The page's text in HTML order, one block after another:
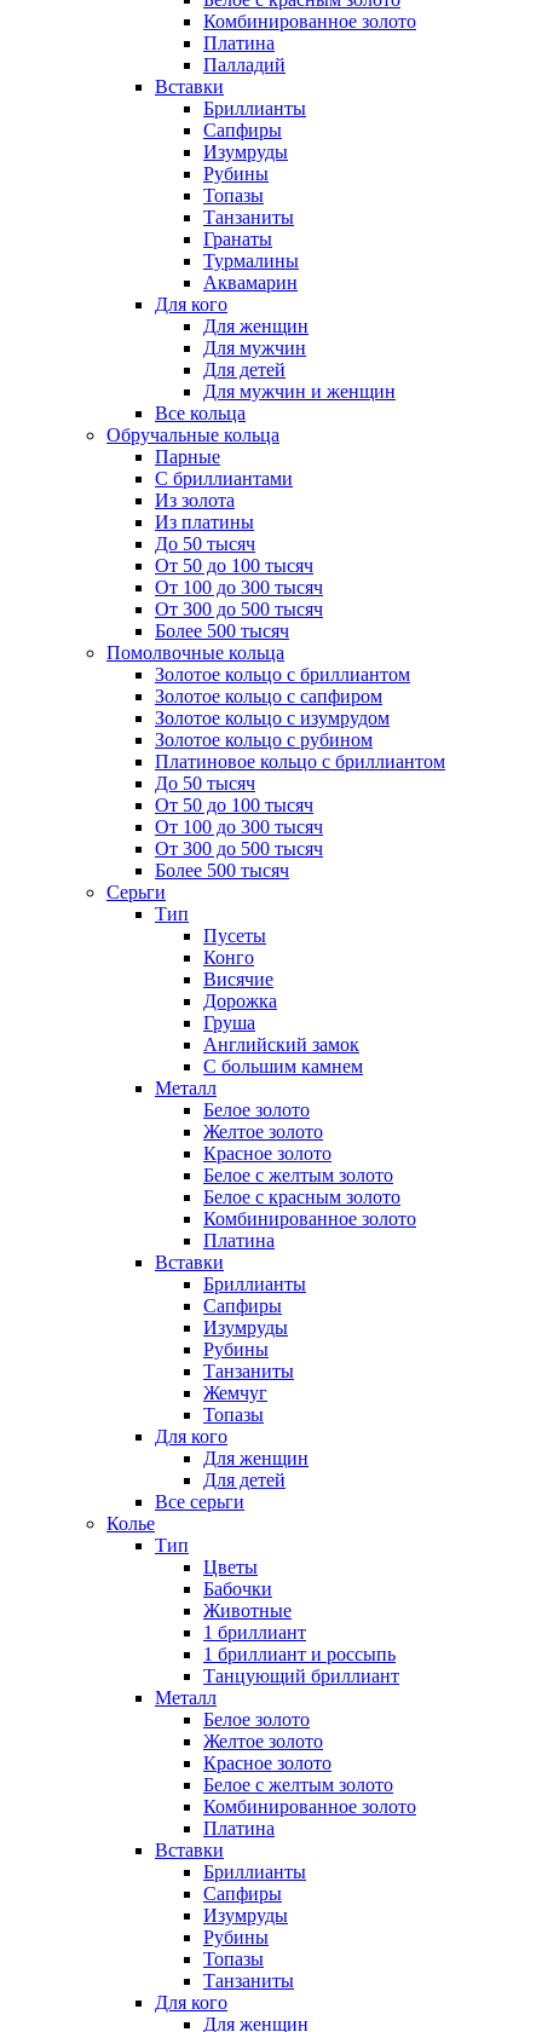
Комбинированное золото
Платина
Палладий
Вставки
Бриллианты
Сапфиры
Изумруды
Рубины
Топазы
Танзаниты
Гранаты
Турмалины
Аквамарин
Для кого
Для женщин
Для мужчин
Для детей
Для мужчин и женщин
Все кольца
Обручальные кольца
Парные
С бриллиантами
Из золота
Из платины
До 50 тысяч
От 50 до 100 тысяч
От 100 до 300 тысяч
От 300 до 500 тысяч
Более 500 тысяч
Помолвочные кольца
Золотое кольцо с бриллиантом
Золотое кольцо с сапфиром
Золотое кольцо с изумрудом
Золотое кольцо с рубином
Платиновое кольцо с бриллиантом
До 50 тысяч
От 50 до 100 тысяч
От 100 до 300 тысяч
От 300 до 500 тысяч
Более 500 тысяч
Серьги
Тип
Пусеты
Конго
Висячие
Дорожка
Груша
Английский замок
С большим камнем
Металл
Белое золото
Желтое золото
Красное золото
Белое с желтым золото
Белое с красным золото
Комбинированное золото
Платина
Вставки
Бриллианты
Сапфиры
Изумруды
Рубины
Танзаниты
Жемчуг
Топазы
Для кого
Для женщин
Для детей
Все серьги
Колье
Тип
Цветы
Бабочки
Животные
1 бриллиант
1 бриллиант и россыпь
Танцующий бриллиант
Металл
Белое золото
Желтое золото
Красное золото
Белое с желтым золото
Комбинированное золото
Платина
Вставки
Бриллианты
Сапфиры
Изумруды
Рубины
Топазы
Танзаниты
Для кого
Для женщин